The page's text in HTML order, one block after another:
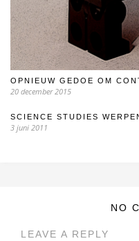
OPNIEUW GEDOE OM
20 december 2015
SCIENCE STUDIES
3 juni 2011
NO
LEAVE A REPLY